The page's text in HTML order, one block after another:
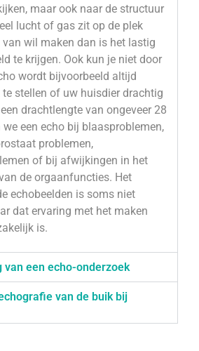
maar ook naar de structuur
lucht of gas zit op de plek
van wil maken dan is het lastig
te krijgen. Ook kun je niet door
wordt bijvoorbeeld altijd
stellen of uw huisdier drachtig
drachtlengte van ongeveer 28
we een echo bij blaasproblemen,
problemen,
of bij afwijkingen in het
de orgaanfuncties. Het
echobeelden is soms niet
dat ervaring met het maken
is.
van een echo-onderzoek
van de buik bij